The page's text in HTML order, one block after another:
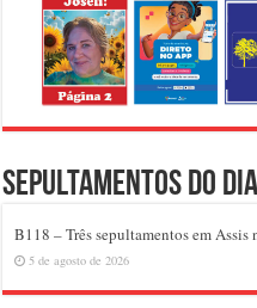
Sepultamentos do dia
B118 – Três sepultamentos em Assis
5 de agosto de 2026